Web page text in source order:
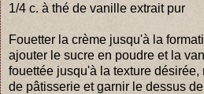
1/4 c. à thé de vanille extrait pur
Fouetter la crème jusqu'à la
ajouter le sucre en poudre et la
fouettée jusqu'à la texture
de pâtisserie et garnir le dessus